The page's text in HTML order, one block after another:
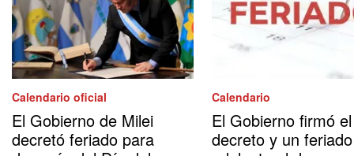
Calendario oficial
El Gobierno de Milei
decretó feriado para
Calendario
El Gobierno firmó el
decreto y un feriado